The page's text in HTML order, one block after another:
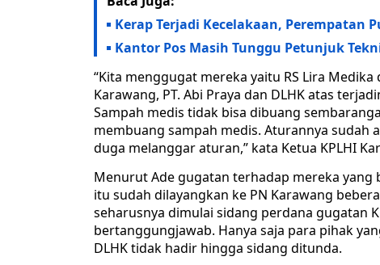
Kerap Terjadi Kecelakaan, Perempatan
Kantor Pos Masih Tunggu Petunjuk
“Kita menggugat mereka yaitu RS Lira
Karawang, PT. Abi Praya dan DLHK atas
Sampah medis tidak bisa dibuang
membuang sampah medis. Aturannya sudah
duga melanggar aturan,” kata Ketua KPLHI
Menurut Ade gugatan terhadap mereka
itu sudah dilayangkan ke PN Karawang
seharusnya dimulai sidang perdana gugatan
bertanggungjawab. Hanya saja para pihak
DLHK tidak hadir hingga sidang ditunda.